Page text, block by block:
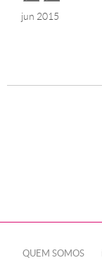
jun 2015
QUEM SOMOS